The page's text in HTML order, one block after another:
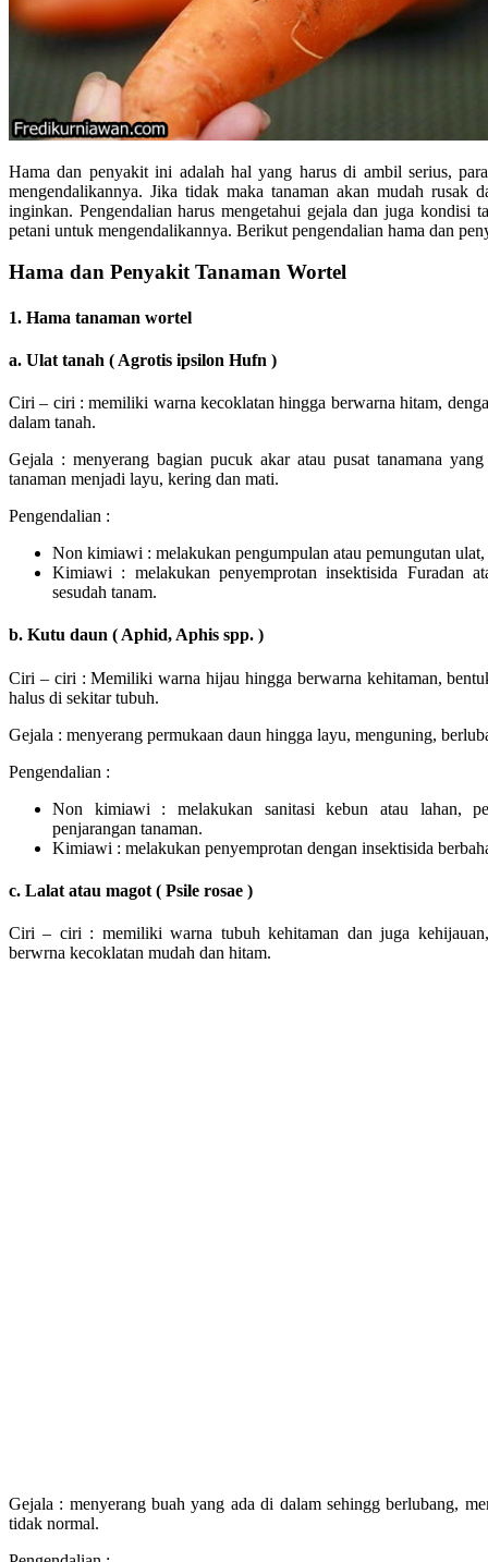
Hama dan penyakit ini adalah hal yang harus di ambil serius,
mengendalikannya. Jika tidak maka tanaman akan mudah rusak
inginkan. Pengendalian harus mengetahui gejala dan juga kondisi
petani untuk mengendalikannya. Berikut pengendalian hama dan
Hama dan Penyakit Tanaman Wortel
1. Hama tanaman wortel
a. Ulat tanah ( Agrotis ipsilon Hufn )
Ciri – ciri : memiliki warna kecoklatan hingga berwarna hitam,
dalam tanah.
Gejala : menyerang bagian pucuk akar atau pusat tanamana
tanaman menjadi layu, kering dan mati.
Pengendalian :
Non kimiawi : melakukan pengumpulan atau pemungutan
Kimiawi : melakukan penyemprotan insektisida Furadan
sesudah tanam.
b. Kutu daun ( Aphid, Aphis spp. )
Ciri – ciri : Memiliki warna hijau hingga berwarna kehitaman,
halus di sekitar tubuh.
Gejala : menyerang permukaan daun hingga layu, menguning,
Pengendalian :
Non kimiawi : melakukan sanitasi kebun atau lahan,
penjarangan tanaman.
Kimiawi : melakukan penyemprotan dengan insektisida
c. Lalat atau magot ( Psile rosae )
Ciri – ciri : memiliki warna tubuh kehitaman dan juga kehijauan,
berwrna kecoklatan mudah dan hitam.
Gejala : menyerang buah yang ada di dalam sehingg berlubang,
tidak normal.